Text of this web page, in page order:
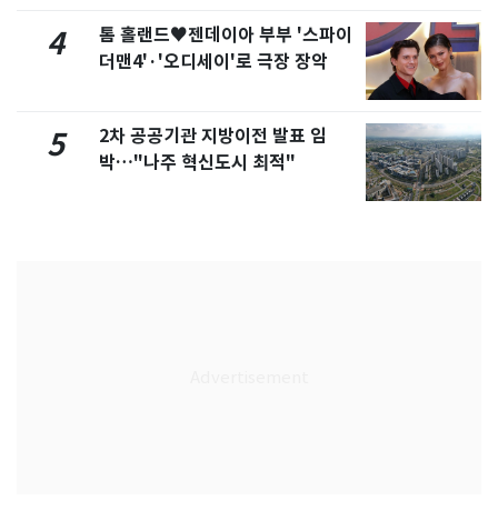
4
톰 홀랜드♥젠데이아 부부 '스파이
더맨4'·'오디세이'로 극장 장악
5
2차 공공기관 지방이전 발표 임
박…"나주 혁신도시 최적"